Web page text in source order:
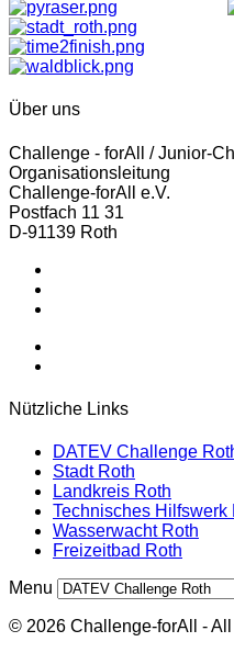
Über uns
Challenge - forAll / Junior-
Organisationsleitung
Challenge-forAll e.V.
Postfach 11 31
D-91139 Roth
Nützliche Links
DATEV Challenge
Stadt Roth
Landkreis Roth
Technisches Hilfswerk
Wasserwacht Roth
Freizeitbad Roth
Menu
© 2026 Challenge-forAll -